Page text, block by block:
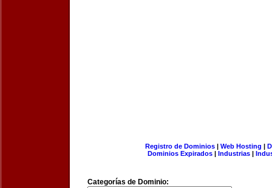
Registro de Dominios| Web Hosting |
Dominios Expirados | Industrias |
Categorías de Dominio: